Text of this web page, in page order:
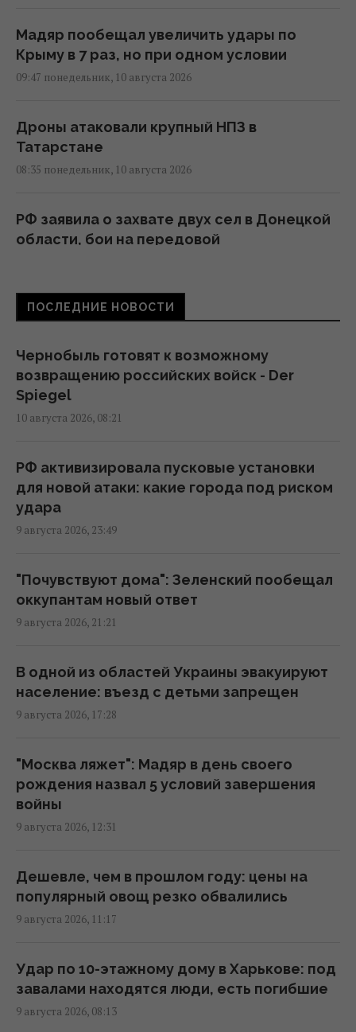
Мадяр пообещал увеличить удары по
Крыму в 7 раз, но при одном условии
09:47 понедельник, 10 августа 2026
Дроны атаковали крупный НПЗ в
Татарстане
08:35 понедельник, 10 августа 2026
РФ заявила о захвате двух сел в Донецкой
области, бои на передовой
городе значительные разрушения,
пострадали 14 человек
06:36 понедельник, 10 августа 2026
ракета убила 10 членов одной семьи
02:58 понедельник, 10 августа 2026
Украина готовит Чернобыль к очередной
Spiegel
00:08 понедельник, 10 августа 2026
строительстве теплотрассы на Теремках –
фейк
22:13 воскресенье, 09 августа 2026
Украина поставила на колени бизнес-
империю самой богатой женщины России,
– NYT
21:08 воскресенье, 09 августа 2026
Что заставит украинок, выехавших из-за
войны, вернуться домой: объяснение
демографа
Чистые подвалы и больше генераторов:
Федоренко дал советы, как подготовиться
ПОСЛЕДНИЕ НОВОСТИ
Чернобыль готовят к возможному
возвращению российских войск - Der
Spiegel
10 августа 2026, 08:21
РФ активизировала пусковые установки
для новой атаки: какие города под риском
удара
9 августа 2026, 23:49
"Почувствуют дома": Зеленский пообещал
оккупантам новый ответ
9 августа 2026, 21:21
В одной из областей Украины эвакуируют
население: въезд с детьми запрещен
9 августа 2026, 17:28
"Москва ляжет": Мадяр в день своего
рождения назва л 5 условий завершения
войны
9 августа 2026, 12:31
Дешевле, чем в прошлом году: цены на
популярный овощ резко обвалились
9 августа 2026, 11:17
Удар по 10-этажному дому в Харькове: под
завалами находятся люди, есть погибшие
9 августа 2026, 08:13